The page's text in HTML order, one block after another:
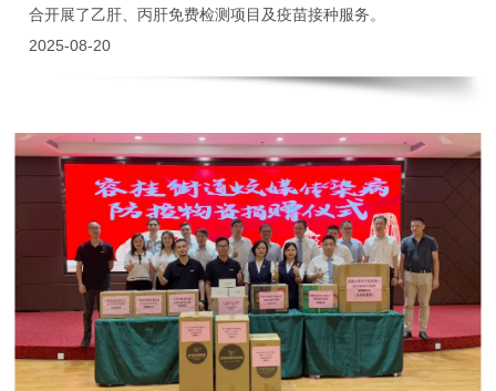
合开展了乙肝、丙肝免费检测项目及疫苗接种服务。
2025-08-20